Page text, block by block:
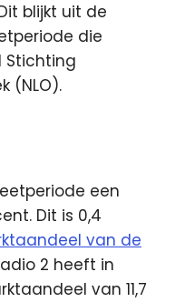
blijkt uit de
die
Stichting
(NLO).
een
Dit is 0,4
van de
2 heeft in
van 11,7